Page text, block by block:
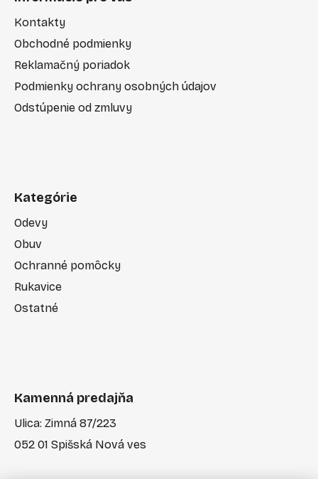
Kontakty
Obchodné podmienky
Reklamačný poriadok
Podmienky ochrany osobných údajov
Odstúpenie od zmluvy
Kategórie
Odevy
Obuv
Ochranné pomôcky
Rukavice
Ostatné
Kamenná predajňa
Ulica: Zimná 87/223
052 01 Spišská Nová ves